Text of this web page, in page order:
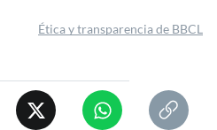
Ética y transparencia de BBCL